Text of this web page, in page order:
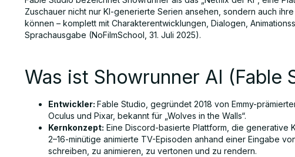
Zuschauer nicht nur KI-generierte Serien ansehen, sondern auch
können – komplett mit Charakterentwicklungen, Dialogen,
Sprachausgabe (NoFilmSchool, 31. Juli 2025).
Was ist Showrunner AI (Fable
Entwickler: Fable Studio, gegründet 2018 von Emmy-
Oculus und Pixar, bekannt für „Wolves in the Walls“.
Kernkonzept: Eine Discord-basierte Plattform, die generative
2–16-minütige animierte TV-Episoden anhand einer Eingabe
schreiben, zu animieren, zu vertonen und zu rendern.